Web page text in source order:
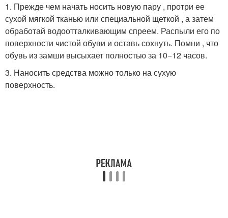
1. Прежде чем начать носить новую пару , протри ее
сухой мягкой тканью или специальной щеткой , а затем
обработай водоотталкивающим спреем. Распыли его по
поверхности чистой обуви и оставь сохнуть. Помни , что
обувь из замши высыхает полностью за 10−12 часов.
3. Наносить средства можно только на сухую
поверхность.